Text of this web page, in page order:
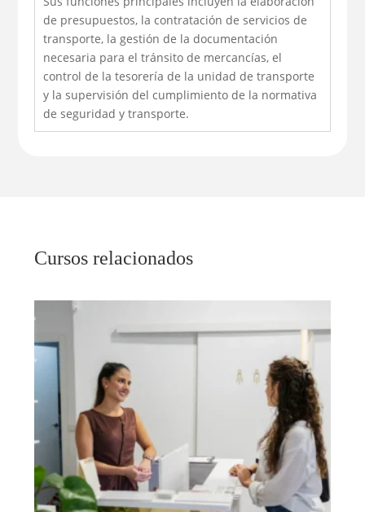
de presupuestos, la contratación de servicios de
transporte, la gestión de la documentación
necesaria para el tránsito de mercancías, el
control de la tesorería de la unidad de transporte
y la supervisión del cumplimiento de la normativa
de seguridad y transporte.
Cursos relacionados